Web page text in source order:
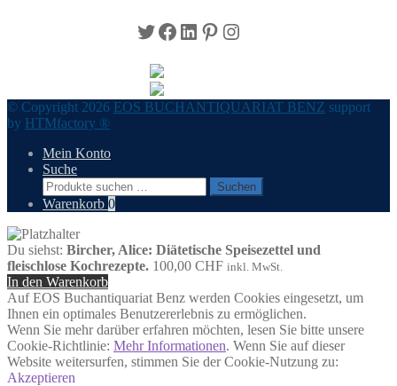
Twitter
Facebook
LinkedIn
Pinterest
Instagram
© Copyright 2026 EOS BUCHANTIQUARIAT BENZ support
by HTMfactory ®
Mein Konto
Suche
Suchen
nach:
Suchen
Warenkorb 0
Du siehst: Bircher, Alice: Diätetische Speisezettel und
fleischlose Kochrezepte. 100,00 CHF inkl. MwSt.
In den Warenkorb
Auf EOS Buchantiquariat Benz werden Cookies eingesetzt, um
Ihnen ein optimales Benutzererlebnis zu ermöglichen.
Wenn Sie mehr darüber erfahren möchten, lesen Sie bitte unsere
Cookie-Richtlinie: Mehr Informationen. Wenn Sie auf dieser
Website weitersurfen, stimmen Sie der Cookie-Nutzung zu:
Akzeptieren